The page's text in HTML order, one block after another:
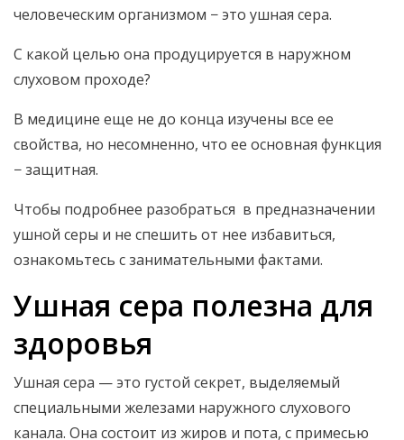
человеческим организмом − это ушная сера.
С какой целью она продуцируется в наружном
слуховом проходе?
В медицине еще не до конца изучены все ее
свойства, но несомненно, что ее основная функция
− защитная.
Чтобы подробнее разобраться в предназначении
ушной серы и не спешить от нее избавиться,
ознакомьтесь с занимательными фактами.
Ушная сера полезна для
здоровья
Ушная сера — это густой секрет, выделяемый
специальными железами наружного слухового
канала. Она состоит из жиров и пота, с примесью